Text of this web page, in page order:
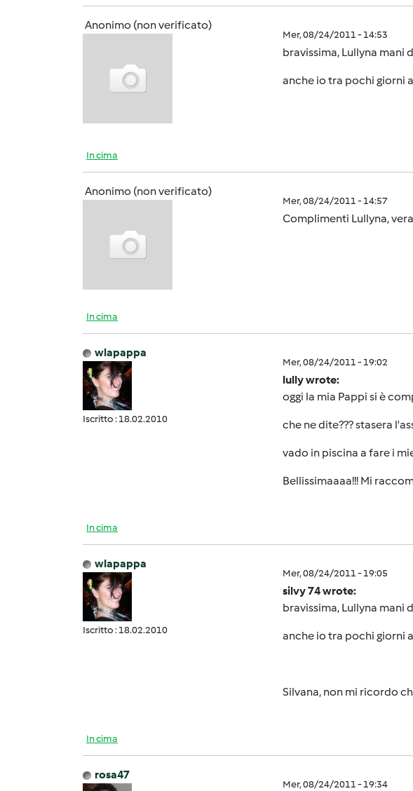
Anonimo (non verificato)
Mer, 08/24/2011 - 14:53
bravissima, Lullyna mani
anche io tra pochi giorni
In cima
Anonimo (non verificato)
Mer, 08/24/2011 - 14:57
Complimenti Lullyna,
In cima
wlapappa
Iscritto : 18.02.2010
Mer, 08/24/2011 - 19:02
lully wrote:
oggi la mia Pappi si è
che ne dite??? stasera
vado in piscina a fare i
Bellissimaaaa!!! Mi
In cima
wlapappa
Iscritto : 18.02.2010
Mer, 08/24/2011 - 19:05
silvy 74 wrote:
bravissima, Lullyna mani
anche io tra pochi giorni
Silvana, non mi ricordo
In cima
rosa47
Mer, 08/24/2011 - 19:34